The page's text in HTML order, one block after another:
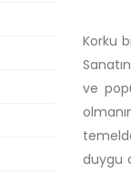
Korku
ve
duygu